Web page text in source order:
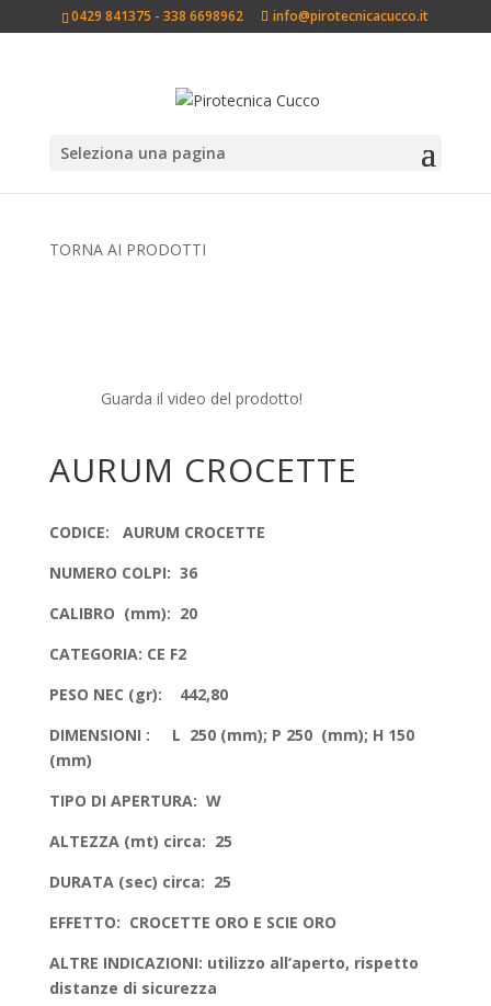
0429 841375 - 338 6698962 info@pirotecnicacucco.it
Seleziona una pagina
TORNA AI PRODOTTI
Guarda il video del prodotto!
AURUM CROCETTE
CODICE: AURUM CROCETTE
NUMERO COLPI: 36
CALIBRO (mm): 20
CATEGORIA: CE F2
PESO NEC (gr): 442,80
DIMENSIONI : L 250 (mm); P 250 (mm); H 150
(mm)
TIPO DI APERTURA: W
ALTEZZA (mt) circa: 25
DURATA (sec) circa: 25
EFFETTO: CROCETTE ORO E SCIE ORO
ALTRE INDICAZIONI: utilizzo all’aperto, rispetto
distanze di sicurezza